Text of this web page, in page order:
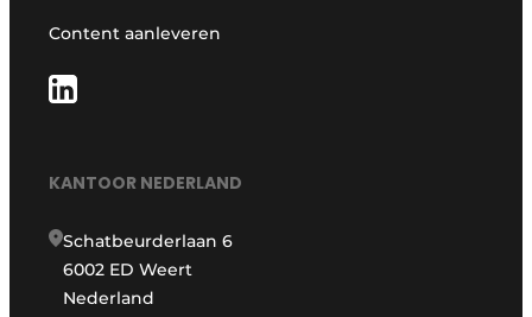
Content aanleveren
KANTOOR NEDERLAND
Schatbeurderlaan 6
6002 ED Weert
Nederland